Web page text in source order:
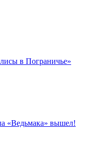
в Пограничье»
«Ведьмака» вышел!